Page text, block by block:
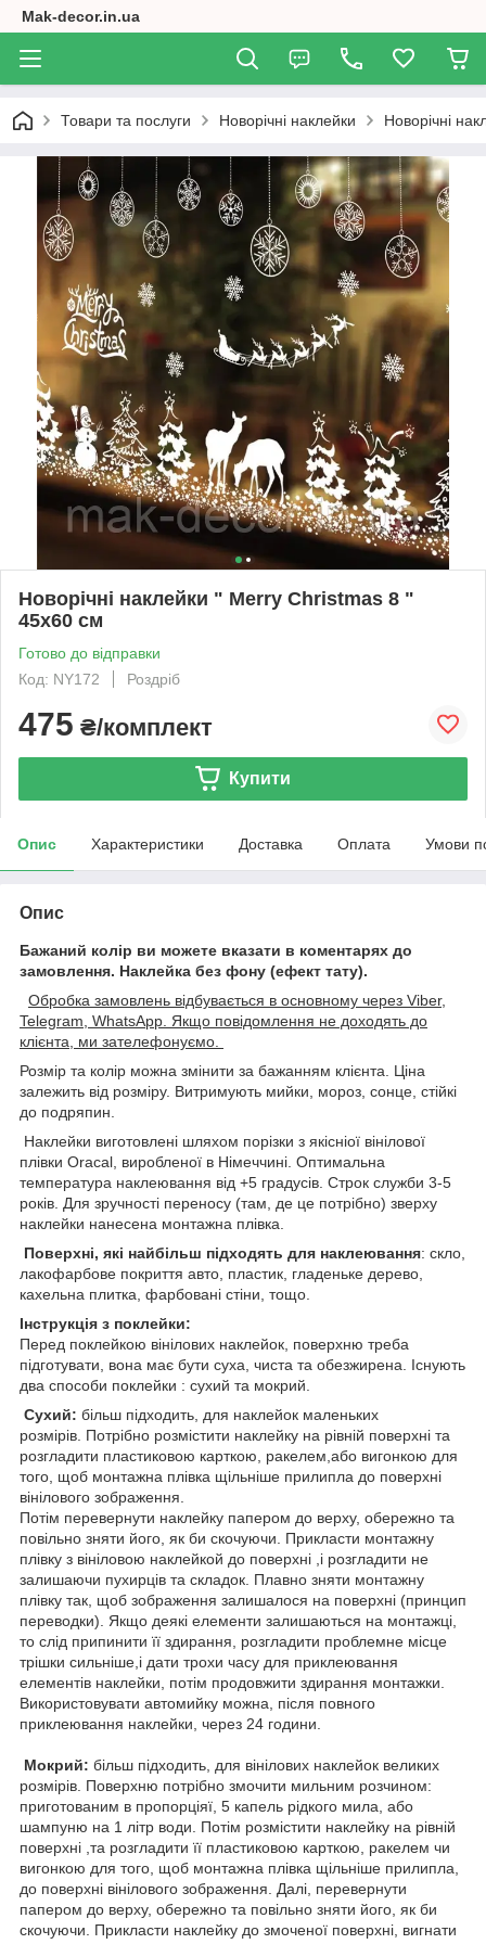
Mak-decor.in.ua
Товари та послуги Новорічні наклейки Новорічні
Новорічні наклейки " Merry Christmas 8 "
45х60 см
Готово до відправки
Код: NY172
Роздріб
475 ₴/комплект
Купити
Опис Характеристики Доставка Оплата Умови
Опис
Бажаний колір ви можете вказати в коментарях до
замовлення. Наклейка без фону (ефект тату).
Обробка замовлень відбувається в основному через Viber,
Telegram, WhatsApp. Якщо повідомлення не доходять до
клієнта, ми зателефонуємо.
Розмір та колір можна змінити за бажанням клієнта. Ціна
залежить від розміру. Витримують мийки, мороз, сонце, стійкі
до подряпин.
Наклейки виготовлені шляхом порізки з якісніої вінілової
плівки Oracal, виробленої в Німеччині. Оптимальна
температура наклеювання від +5 градусів. Строк служби 3-5
років. Для зручності переносу (там, де це потрібно) зверху
наклейки нанесена монтажна плівка.
Поверхні, які найбільш підходять для наклеювання: скло,
лакофарбове покриття авто, пластик, гладеньке дерево,
кахельна плитка, фарбовані стіни, тощо.
Інструкція з поклейки:
Перед поклейкою вінілових наклейок, поверхню треба
підготувати, вона має бути суха, чиста та обезжирена. Існують
два способи поклейки : сухий та мокрий.
Сухий: більш підходить, для наклейок маленьких
розмірів. Потрібно розмістити наклейку на рівній поверхні та
розгладити пластиковою карткою, ракелем,або вигонкою для
того, щоб монтажна плівка щільніше прилипла до поверхні
вінілового зображення.
Потім перевернути наклейку папером до верху, обережно та
повільно зняти його, як би скочуючи. Прикласти монтажну
плівку з вініловою наклейкой до поверхні ,і розгладити не
залишаючи пухирців та складок. Плавно зняти монтажну
плівку так, щоб зображення залишалося на поверхні (принцип
переводки). Якщо деякі елементи залишаються на монтажці,
то слід припинити її здирання, розгладити проблемне місце
трішки сильніше,і дати трохи часу для приклеювання
елементів наклейки, потім продовжити здирання монтажки.
Використовувати автомийку можна, після повного
приклеювання наклейки, через 24 години.
Мокрий: більш підходить, для вінілових наклейок великих
розмірів. Поверхню потрібно змочити мильним розчином:
приготованим в пропорціяї, 5 капель рідкого мила, або
шампуню на 1 літр води. Потім розмістити наклейку на рівній
поверхні ,та розгладити її пластиковою карткою, ракелем чи
вигонкою для того, щоб монтажна плівка щільніше прилипла,
до поверхні вінілового зображення. Далі, перевернути
папером до верху, обережно та повільно зняти його, як би
скочуючи. Прикласти наклейку до змоченої поверхні, вигнати